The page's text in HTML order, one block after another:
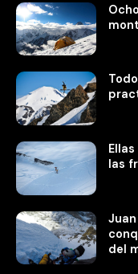
las
del